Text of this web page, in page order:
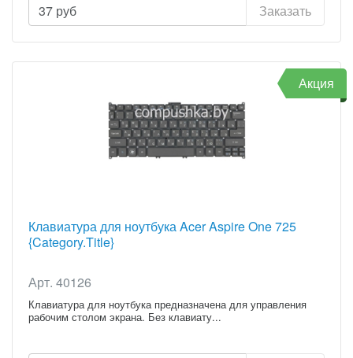
37 руб Заказать
Клавиатура для ноутбука Acer Aspire One 725
{Category.Title}
Арт. 40126
Клавиатура для ноутбука предназначена для управления
рабочим столом экрана. Без клавиату...
Акция